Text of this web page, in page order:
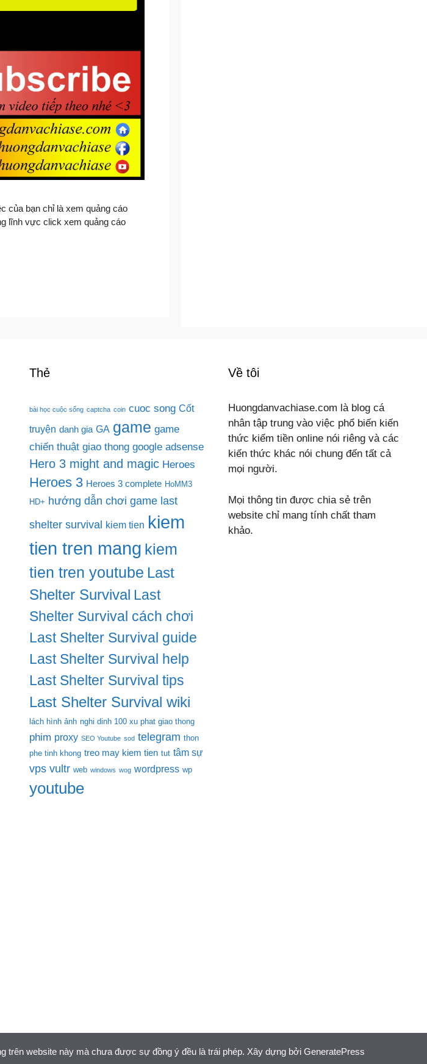
của bạn chỉ là xem quảng cáo
lĩnh vực click xem quảng cáo
Thẻ
bài học cuộc sống captcha coin cuoc song Cốt
truyện danh gia GA game game
chiến thuật giao thong google adsense
Hero 3 might and magic Heroes
Heroes 3 Heroes 3 complete HoMM3
HD+ hướng dẫn chơi game last
shelter survival kiem tien kiem
tien tren mang kiem
tien tren youtube Last
Shelter Survival Last
Shelter Survival cách chơi
Last Shelter Survival guide
Last Shelter Survival help
Last Shelter Survival tips
Last Shelter Survival wiki
lách hình ảnh nghi dinh 100 xu phat giao thong
phim proxy SEO Youtube sod telegram thon
phe tinh khong treo may kiem tien tut tâm sự
vps vultr web windows wog wordpress wp
youtube
Về tôi
Huongdanvachiase.com là blog cá
nhân tập trung vào việc phổ biến kiến
thức kiếm tiền online nói riêng và các
kiến thức khác nói chung đến tất cả
mọi người.
Mọi thông tin được chia sẻ trên
website chỉ mang tính chất tham
khảo.
trên website này mà chưa được sự đồng ý đều là trái phép. Xây dựng bởi GeneratePress